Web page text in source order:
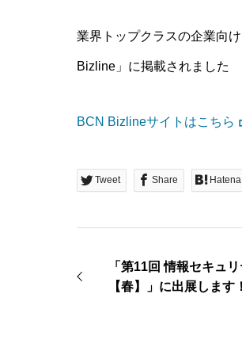
業界トップクラスの企業向
Bizline」に掲載されました
BCN Bizlineサイトはこちら
Tweet Share Hatena
「第11回 情報セキュ
【春】」に出展します！